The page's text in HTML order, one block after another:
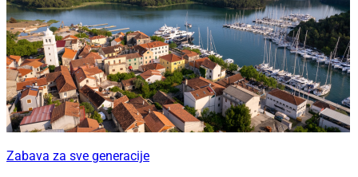
Zabava za sve generacije